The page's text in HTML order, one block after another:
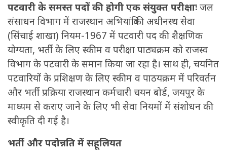
पटवारी के समस्त पदों की होगी एक संयुक्त परीक्षाःजल
संसाधन विभाग में राजस्थान अभियांत्रिकी अधीनस्थ सेवा
(सिंचाई शाखा) नियम-1967 में पटवारी पद की शैक्षणिक
योग्यता, भर्ती के लिए स्कीम व परीक्षा पाठ्यक्रम को राजस्व
विभाग के पटवारी के समान किया जा रहा है। साथ ही, चयनित
पटवारियों के प्रशिक्षण के लिए स्कीम व पाठयक्रम में परिवर्तन
और भर्ती प्रक्रिया राजस्थान कर्मचारी चयन बोर्ड, जयपुर के
माध्यम से कराए जाने के लिए भी सेवा नियमों में संशोधन की
स्वीकृति दी गई है।
भर्ती और पदोन्नति में सहूलियत